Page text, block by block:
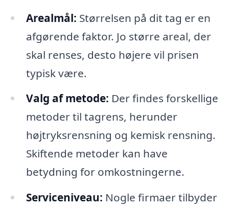
Arealmål: Størrelsen på dit tag er en
afgørende faktor. Jo større areal, der
skal renses, desto højere vil prisen
typisk være.
Valg af metode: Der findes forskellige
metoder til tagrens, herunder
højtryksrensning og kemisk rensning.
Skiftende metoder kan have
betydning for omkostningerne.
Serviceniveau: Nogle firmaer tilbyder